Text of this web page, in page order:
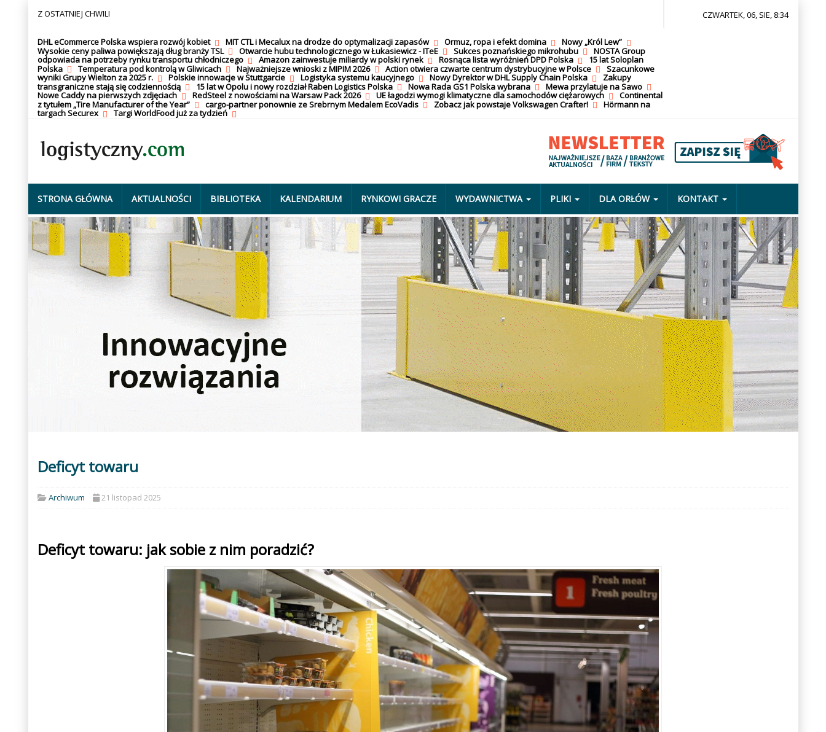
Z OSTATNIEJ CHWILI
DHL eCommerce Polska wspiera rozwój kobiet MIT CTL i Mecalux na drodze do optymalizacji zapasów Ormuz, ropa i efekt domina
Nowy „Król Lew”
Wysokie ceny paliwa powiększają dług branży TSL
Otwarcie hubu technologicznego w Łukasiewicz - ITeE Sukces poznańskiego mikrohubu
NOSTA Group
odpowiada na potrzeby rynku transportu chłodniczego
Amazon zainwestuje miliardy w polski rynek Rosnąca lista wyróżnień DPD Polska
15 lat Soloplan
Polska
Temperatura pod kontrolą w Gliwicach Najważniejsze wnioski z MIPIM 2026 Action otwiera czwarte centrum dystrybucyjne w Polsce
Szacunkowe
wyniki Grupy Wielton za 2025 r.
Polskie innowacje w Stuttgarcie Logistyka systemu kaucyjnego Nowy Dyrektor w DHL Supply Chain Polska
Zakupy
transgraniczne stają się codziennością
15 lat w Opolu i nowy rozdział Raben Logistics Polska Nowa Rada GS1 Polska wybrana
Mewa przylatuje na Sawo
Nowe Caddy na pierwszych zdjęciach
RedSteel z nowościami na Warsaw Pack 2026 UE łagodzi wymogi klimatyczne dla samochodów ciężarowych
Continental
z tytułem „Tire Manufacturer of the Year”
cargo-partner ponownie ze Srebrnym Medalem EcoVadis Zobacz jak powstaje Volkswagen Crafter!
Hörmann na
targach Securex
Targi WorldFood już za tydzień
CZWARTEK, 06, SIE, 8:34
STRONA GŁÓWNA AKTUALNOŚCI BIBLIOTEKA KALENDARIUM RYNKOWI GRACZE WYDAWNICTWA PLIKI DLA ORŁÓW KONTAKT
Deficyt towaru
Archiwum 21 listopad 2025
Deficyt towaru: jak sobie z nim poradzić?